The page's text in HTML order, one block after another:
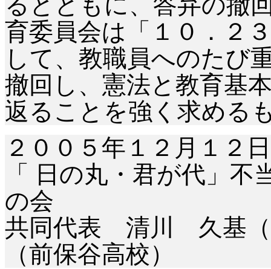
育委員会は「１０．２
して、教職員へのたび
撤回し、憲法と教育基
返ることを強く求める
２００５年１２月１２日
「 日の丸・君が代」
の会
共同代表 清川 久基（
（前保谷高校）